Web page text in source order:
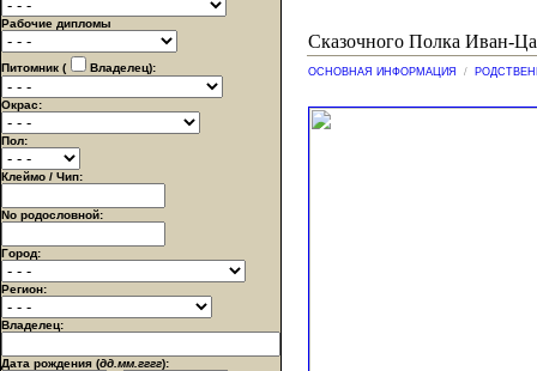
Рабочие дипломы
Питомник ( Владелец):
Окрас:
Пол:
Клеймо / Чип:
No родословной:
Город:
Регион:
Владелец:
Дата рождения (дд.мм.гггг):
Сказочного Полка Иван-
ОСНОВНАЯ ИНФОРМАЦИЯ /